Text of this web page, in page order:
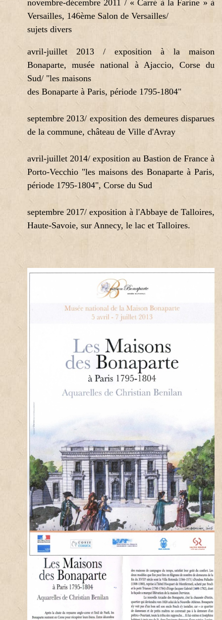
novembre-décembre 2011 / « Carré à la Farine » à
Versailles, 146ème Salon de Versailles/
sujets divers
avril-juillet 2013 / exposition à la maison
Bonaparte, musée national à Ajaccio, Corse du
Sud/ "les maisons
des Bonaparte à Paris, période 1795-1804"
septembre 2013/ exposition des demeures disparues
de la commune, château de Ville d'Avray
avril-juillet 2014/ exposition au Bastion de France à
Porto-Vecchio "les maisons des Bonaparte à Paris,
période 1795-1804", Corse du Sud
septembre 2017/ exposition à l'Abbaye de Talloires,
Haute-Savoie, sur Annecy, le lac et Talloires.